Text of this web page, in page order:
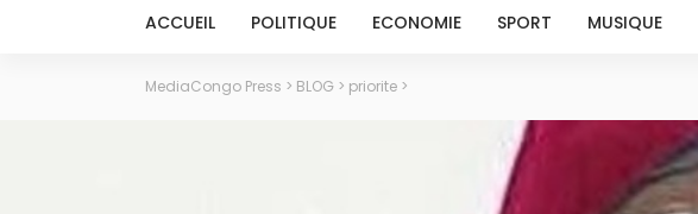
ACCUEIL POLITIQUE ECONOMIE SPORT MUSIQUE
MediaCongo Press > BLOG > priorite >